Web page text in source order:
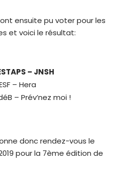
ensuite pu voter pour les
et voici le résultat:
– JNSH
– Hera
– Prév’nez moi !
donc rendez-vous le
pour la 7ème édition de